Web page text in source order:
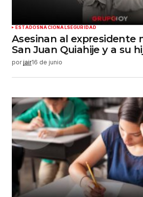
ESTADOSNACIONALSEGURIDAD
Asesinan al expresidente
San Juan Quiahije y a su
por jair16 de junio